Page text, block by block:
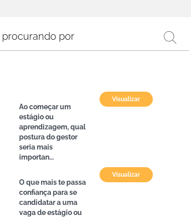
Ao começar um
estágio ou
aprendizagem, qual
postura do gestor
seria mais
importan...
Visualizar
O que mais te passa
confiança para se
candidatar a uma
vaga de estágio ou
Visualizar